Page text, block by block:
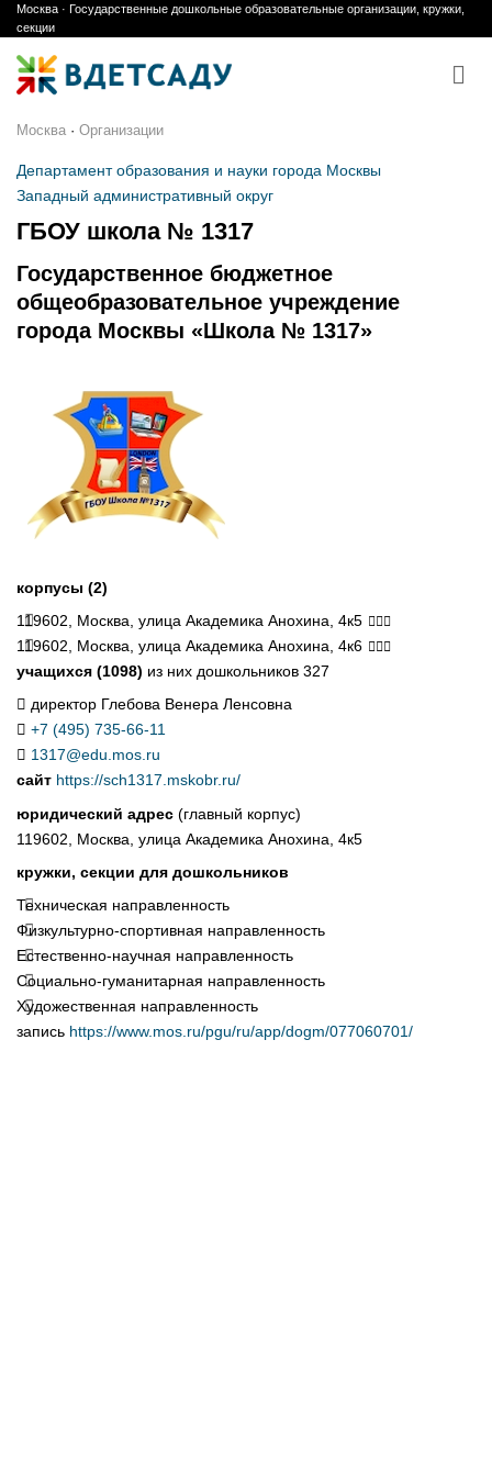
Skip
to
content
Москва · Государственные дошкольные образовательные организации, кружки,
секции
Москва · Организации
Департамент образования и науки города Москвы
Западный административный округ
ГБОУ школа № 1317
Государственное бюджетное
общеобразовательное учреждение
города Москвы «Школа № 1317»
корпусы (2)
119602, Москва, улица Академика Анохина, 4к5
119602, Москва, улица Академика Анохина, 4к6
учащихся (1098) из них дошкольников 327
директор Глебова Венера Ленсовна
+7 (495) 735-66-11
1317@edu.mos.ru
сайт https://sch1317.mskobr.ru/
юридический адрес (главный корпус)
119602, Москва, улица Академика Анохина, 4к5
кружки, секции для дошкольников
Техническая направленность
Физкультурно-спортивная направленность
Естественно-научная направленность
Социально-гуманитарная направленность
Художественная направленность
запись https://www.mos.ru/pgu/ru/app/dogm/077060701/